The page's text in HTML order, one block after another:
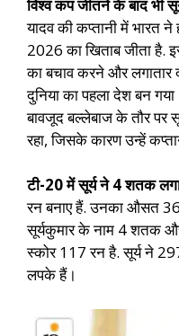
विश्व कप जीतने के बाद भी
यादव की कप्तानी में भारत
2026 का खिताब जीता है.
का बचाव करने और लगातार
दुनिया का पहला देश बन
बावजूद बल्लेबाज के तौर पर
रहा, जिसके कारण उन्हें
टी-20 में सूर्य ने 4 शतक
रन बनाए हैं. उनका औसत
सूर्यकुमार के नाम 4 शतक
स्कोर 117 रन है. सूर्य ने
लपके हैं।